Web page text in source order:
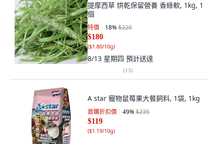
提摩西草 烘乾保留營養 香綠軟, 1kg, 1
個
特價 18%$220
$180
($1.80/10g)
8/13 星期四 預計送達
(13)
A star 寵物鼠莓果大餐飼料, 1袋, 1kg
首購折扣價 49%$235
$119
($1.19/10g)